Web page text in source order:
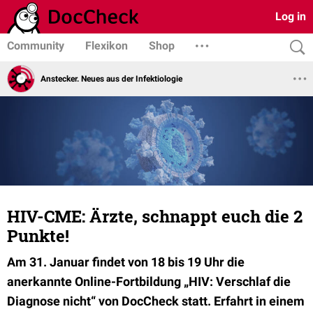
Log in
Community Flexikon Shop
Anstecker. Neues aus der Infektiologie
HIV-CME: Ärzte, schnappt euch die 2
Punkte!
Am 31. Januar findet von 18 bis 19 Uhr die
anerkannte Online-Fortbildung „HIV: Verschlaf die
Diagnose nicht“ von DocCheck statt. Erfahrt in einem